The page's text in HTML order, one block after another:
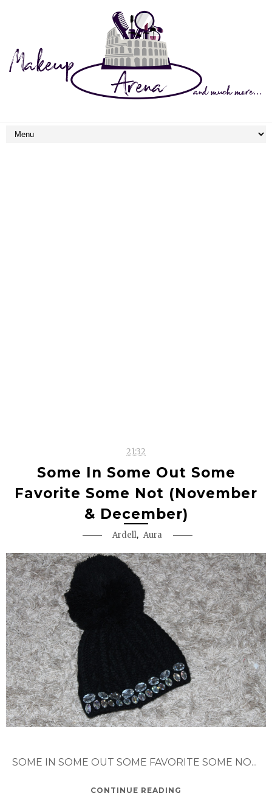
21:32
Some In Some Out Some
Favorite Some Not (November
& December)
Ardell, Aura
SOME IN SOME OUT SOME FAVORITE SOME NO...
CONTINUE READING